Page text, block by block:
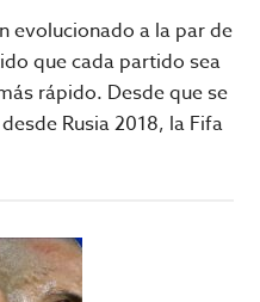
evolucionado a la par de
que cada partido sea
rápido. Desde que se
Rusia 2018, la Fifa